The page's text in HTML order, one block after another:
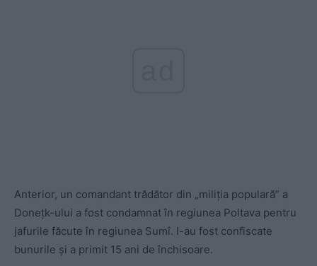
Anterior, un comandant trădător din „miliția populară” a
Donețk-ului a fost condamnat în regiunea Poltava pentru
jafurile făcute în regiunea Sumî. I-au fost confiscate
bunurile și a primit 15 ani de închisoare.